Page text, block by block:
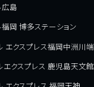
広島
岡 博多ステーション
エクスプレス福岡中洲川端
エクスプレス 鹿児島天文館